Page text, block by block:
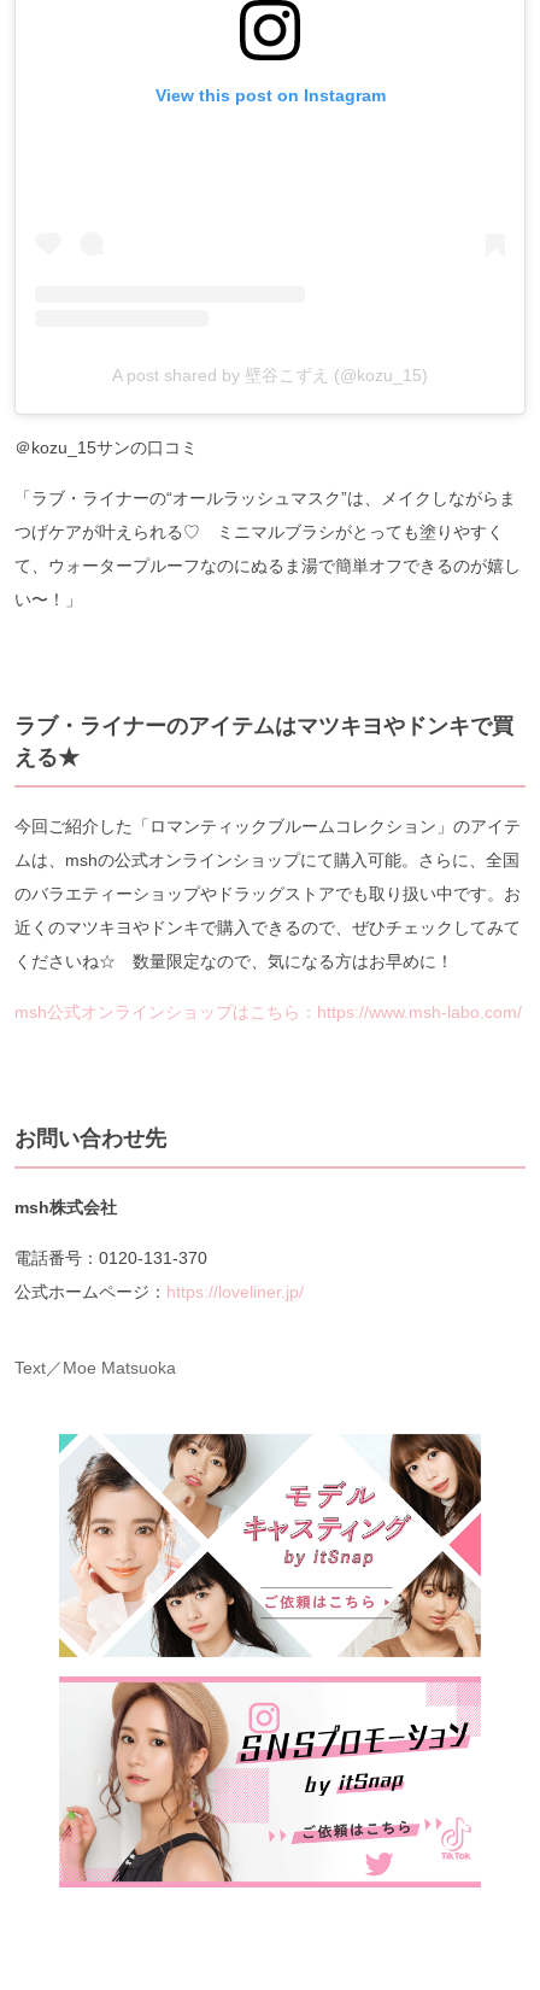
View this post on Instagram
A post shared by 壁谷こずえ (@kozu_15)
＠kozu_15サンの口コミ
「ラブ・ライナーの“オールラッシュマスク”は、メイクしながらま
つげケアが叶えられる♡ ミニマルブラシがとっても塗りやすく
て、ウォータープルーフなのにぬるま湯で簡単オフできるのが嬉し
い〜！」
ラブ・ライナーのアイテムはマツキヨやドンキで買
える★
今回ご紹介した「ロマンティックブルームコレクション」のアイテ
ムは、mshの公式オンラインショップにて購入可能。さらに、全国
のバラエティーショップやドラッグストアでも取り扱い中です。お
近くのマツキヨやドンキで購入できるので、ぜひチェックしてみて
くださいね☆ 数量限定なので、気になる方はお早めに！
msh公式オンラインショップはこちら：https://www.msh-labo.com/
お問い合わせ先
msh株式会社
電話番号：0120-131-370
公式ホームページ： https://loveliner.jp/
Text／Moe Matsuoka